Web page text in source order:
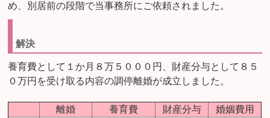
め、別居前の段階で当事務所にご依頼されました。
解決
養育費として１か月８万５０００円、財産分与として８５
０万円を受け取る内容の調停離婚が成立しました。
離婚 養育費 財産分与
婚姻費用